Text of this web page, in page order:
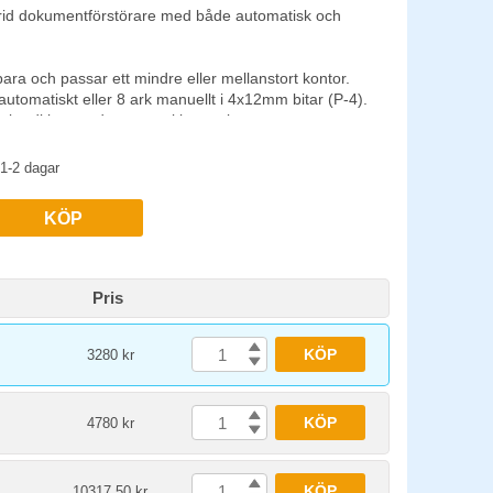
rymmer 23 liter och är lätt att tömma.
dokumentförstörare med både automatisk och
och passar ett mindre eller mellanstort kontor.
eller 8 ark manuellt i 4x12mm bitar (P-4).
under manuel inmatning.
den behöver vila ca 40 min för att unvika
innan de ens hinner uppstå. SleepMode
drift och låter maskinen gå ner i viloläge efter en
1-2 dagar
KÖP
Pris
3280 kr KÖP
4780 kr KÖP